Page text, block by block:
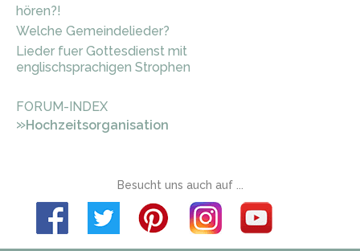
hören?!
Welche Gemeindelieder?
Lieder fuer Gottesdienst mit
englischsprachigen Strophen
FORUM-INDEX
»Hochzeitsorganisation
Besucht uns auch auf ...